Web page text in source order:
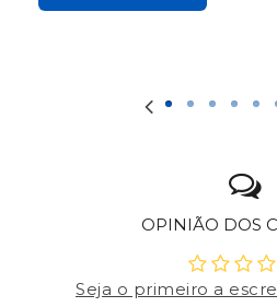
OPINIÃO DOS
Seja o primeiro a